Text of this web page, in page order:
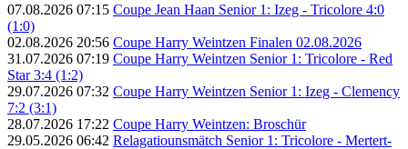
07.08.2026 07:15 Coupe Jean Haan Senior 1: Izeg - Tricolore 4:0
(1:0)
02.08.2026 20:56 Coupe Harry Weintzen Finalen 02.08.2026
31.07.2026 07:19 Coupe Harry Weintzen Senior 1: Tricolore - Red
Star 3:4 (1:2)
29.07.2026 07:32 Coupe Harry Weintzen Senior 1: Izeg - Clemency
7:2 (3:1)
28.07.2026 17:22 Coupe Harry Weintzen: Broschür
29.05.2026 06:42 Relagatiounsmätch Senior 1: Tricolore - Mertert-